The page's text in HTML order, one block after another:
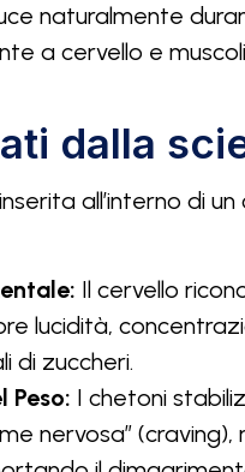
naturalmente
a cervello e
dalla
all’interno di
Il cervello
lucidità,
di zuccheri.
Peso: I chetoni
nervosa”